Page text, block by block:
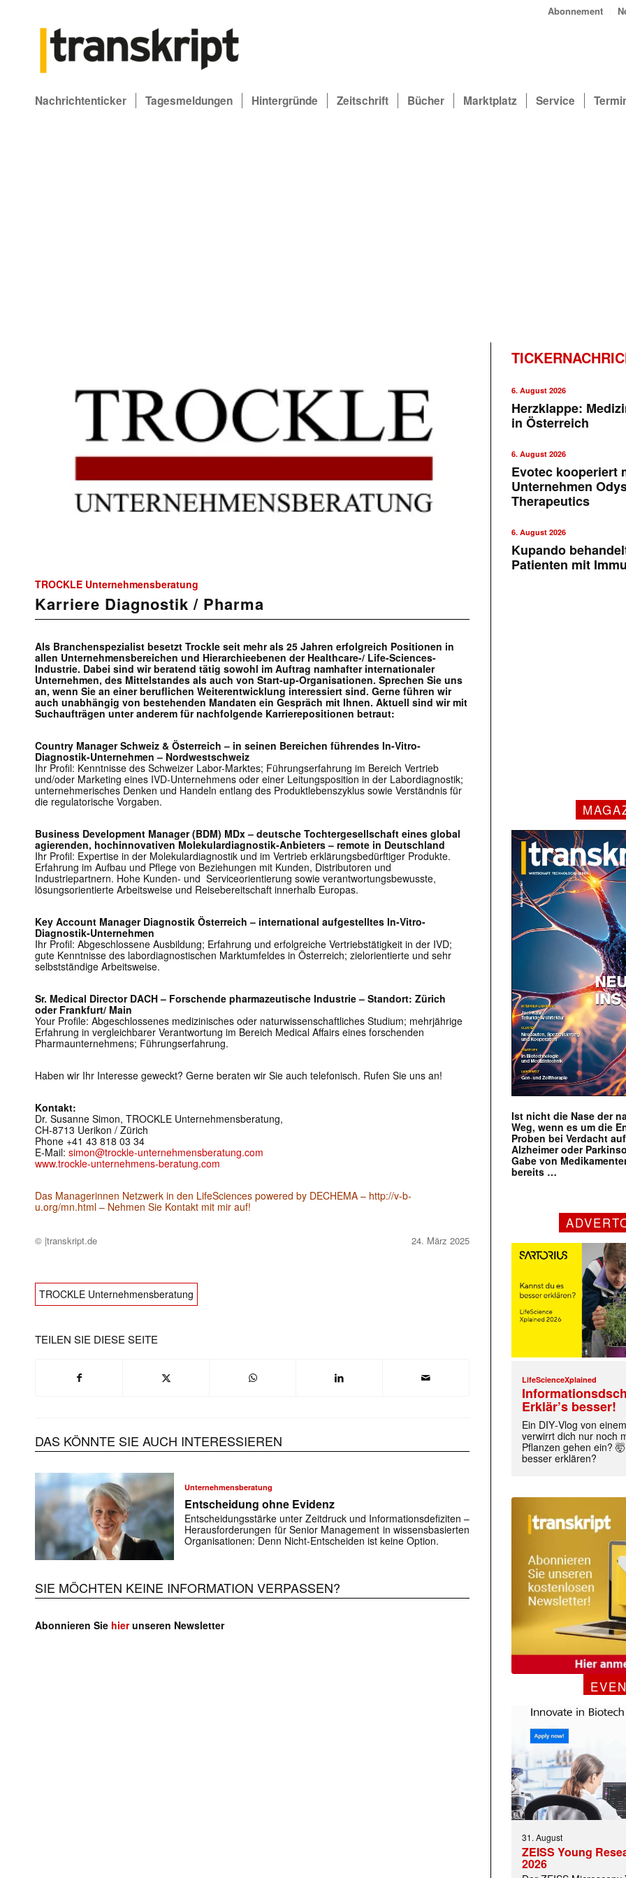
Abonnement
Nachrichtenticker Tagesmeldungen Hintergründe Zeitschrift Bücher Marktplatz Service
TROCKLE Unternehmensberatung
Karriere Diagnostik / Pharma
Als Branchenspezialist besetzt Trockle seit mehr als 25 Jahren erfolgreich Positionen in
allen Unternehmensbereichen und Hierarchieebenen der ­Healthcare-/ Life-Sciences-
Industrie. Dabei sind wir beratend tätig sowohl im Auftrag namhafter internationaler
Unternehmen, des Mittelstandes als auch von Start-up-Organisationen. Sprechen Sie uns
an, wenn Sie an einer beruflichen Weiterentwicklung interessiert sind. Gerne führen wir
auch unabhängig von bestehenden Mandaten ein Gespräch mit Ihnen. Aktuell sind wir mit
Suchaufträgen unter anderem für nachfolgende Karrierepositionen betraut:
Country Manager Schweiz & Österreich – in seinen Bereichen führendes In-Vitro-
Diagnostik-Unternehmen – Nordwestschweiz
Ihr Profil: Kenntnisse des Schweizer Labor-Marktes; Führungserfahrung im Bereich Vertrieb
und/oder Marketing eines IVD-Unternehmens oder einer Leitungsposition in der Labordiagnostik;
unternehmerisches Denken und Handeln entlang des Produktlebenszyklus sowie Verständnis für
die regulatorische Vorgaben.
Business Development Manager (BDM) MDx – deutsche Tochtergesellschaft eines global
agierenden, hochinnovativen Molekulardiagnostik-Anbieters – remote in Deutschland
Ihr Profil: Expertise in der Molekulardiagnostik und im Vertrieb erklärungsbedürftiger Produkte.
Erfahrung im Aufbau und Pflege von Beziehungen mit Kunden, Distributoren und
Industriepartnern. Hohe Kunden- und ­ Serviceorientierung sowie verantwortungsbewusste,
lösungsorientierte­ Arbeitsweise und Reisebereitschaft innerhalb Europas.
Key Account Manager Diagnostik Österreich – international aufgestelltes In-Vitro-
Diagnostik-Unternehmen
Ihr Profil: Abgeschlossene Ausbildung; Erfahrung und erfolgreiche Vertriebstätigkeit in der IVD;
gute Kenntnisse des labordiagnostischen Marktumfeldes in Österreich; zielorientierte und sehr
selbstständige Arbeitsweise.
Sr. Medical Director DACH – Forschende pharmazeutische Industrie – Standort: Zürich
oder Frankfurt/ Main
Your Profile: Abgeschlossenes medizinisches oder naturwissenschaftliches Studium; mehrjährige
Erfahrung in vergleichbarer Verantwortung im Bereich Medical Affairs eines forschenden
Pharmaunternehmens; Führungserfahrung.
Haben wir Ihr Interesse geweckt? Gerne beraten wir Sie auch telefonisch. Rufen Sie uns an!
Kontakt:
Dr. Susanne Simon, TROCKLE Unternehmensberatung,
CH-8713 Uerikon / Zürich
Phone +41 43 818 03 34
E-Mail: simon@trockle-unternehmensberatung.com
www.trockle-unternehmens-beratung.com
Das Managerinnen Netzwerk in den LifeSciences powered by DECHEMA – http://v-b-
u.org/mn.html – Nehmen Sie Kontakt mit mir auf!
© |transkript.de 24. März 2025
TROCKLE Unternehmensberatung
TEILEN SIE DIESE SEITE
DAS KÖNNTE SIE AUCH INTERESSIEREN
Unternehmensberatung
Entscheidung ohne Evidenz
Entscheidungsstärke unter Zeitdruck und Informationsdefiziten –
Herausforderungen für Senior Management in wissensbasierten
Organisationen: Denn Nicht-Entscheiden ist keine Option.
SIE MÖCHTEN KEINE INFORMATION VERPASSEN?
Abonnieren Sie hierunseren Newsletter
6. August 2026
Herzklappe:
in Österreich
6. August 2026
Evotec kooperiert
Unternehmen
Therapeutics
6. August 2026
Kupando
Patienten mit
Ist nicht die Nase der
Weg, wenn es um die
Proben bei Verdacht
Alzheimer oder
Gabe von
bereits …
LifeScienceXplained
Erklär’s besser!
Ein DIY‑Vlog von
verwirrt dich nur noch
Pflanzen gehen ein?
besser erklären?
31. August
ZEISS Young
2026